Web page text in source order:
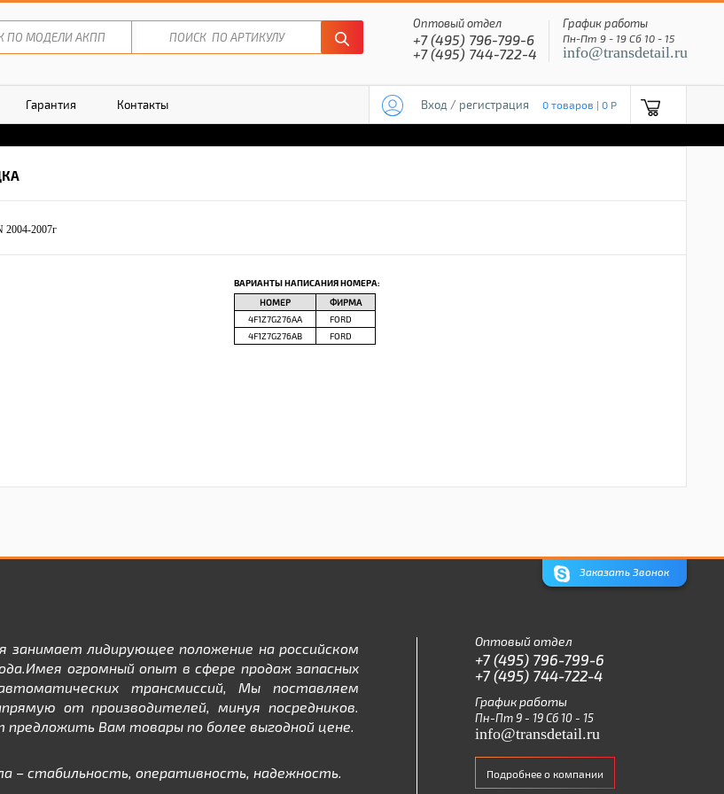
Оптовый отдел
+7 (495) 796-799-6
+7 (495) 744-722-4
График работы
Пн-Пт 9 - 19 Сб 10 - 15
info@transdetail.ru
Гарантия Контакты Вход / регистрация 0 товаров | 0 P
2004-2007г
ВАРИАНТЫ НАПИСАНИЯ НОМЕРА:
НОМЕР
ФИРМА
4F1Z7G276AA
FORD
4F1Z7G276AB
FORD
Заказать Звонок
занимает лидирующее положение на российском
огромный опыт в сфере продаж запасных
трансмиссий, Мы поставляем
от производителей, минуя посредников.
предложить Вам товары по более выгодной цене.
– стабильность, оперативность, надежность.
Оптовый отдел
+7 (495) 796-799-6
+7 (495) 744-722-4
График работы
Пн-Пт 9 - 19 Сб 10 - 15
info@transdetail.ru
Подробнее о компании